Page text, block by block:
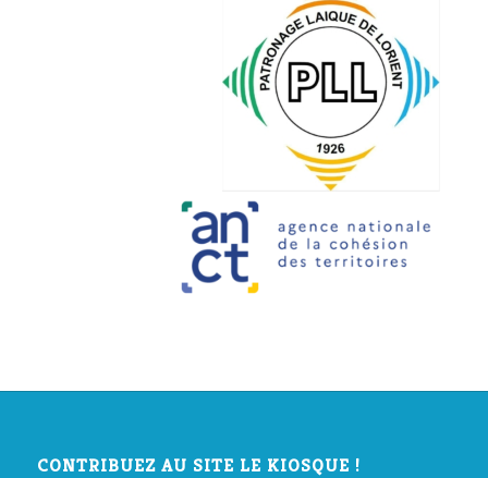
CONTRIBUEZ AU SITE LE KIOSQUE !